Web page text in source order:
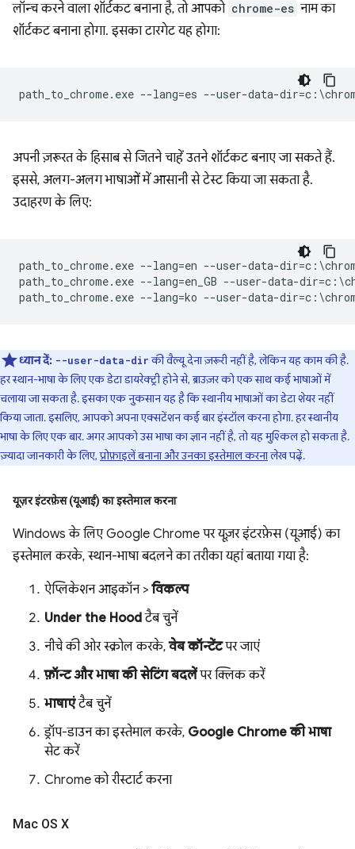
लॉन्च करने वाला शॉर्टकट बनाना है, तो आपको chrome-es नाम का
शॉर्टकट बनाना होगा. इसका टारगेट यह होगा:
अपनी ज़रूरत के हिसाब से जितने चाहें उतने शॉर्टकट बनाए जा सकते हैं.
इससे, अलग-अलग भाषाओं में आसानी से टेस्ट किया जा सकता है.
उदाहरण के लिए:
path_to_chrome.exe --lang=en --user-data-
path_to_chrome.exe --lang=en_GB --user-data-
ध्यान दें: --user-data-dirकी वैल्यू देना ज़रूरी नहीं है, लेकिन यह काम की है.
हर स्थान-भाषा के लिए एक डेटा डायरेक्ट्री होने से, ब्राउज़र को एक साथ कई भाषाओं में
चलाया जा सकता है. इसका एक नुकसान यह है कि स्थानीय भाषाओं का डेटा शेयर नहीं
किया जाता. इसलिए, आपको अपना एक्सटेंशन कई बार इंस्टॉल करना होगा. हर स्थानीय
भाषा के लिए एक बार. अगर आपको उस भाषा का ज्ञान नहीं है, तो यह मुश्किल हो सकता है.
ज़्यादा जानकारी के लिए,प्रोफ़ाइलें बनाना और उनका इस्तेमाल करनालेख पढ़ें.
यूज़र इंटरफ़ेस (यूआई) का इस्तेमाल करना
Windows के लिए Google Chrome पर यूज़र इंटरफ़ेस (यूआई) का
इस्तेमाल करके, स्थान-भाषा बदलने का तरीका यहां बताया गया है:
ऐप्लिकेशन आइकॉन >विकल्प
Under the Hoodटैब चुनें
नीचे की ओर स्क्रोल करके,वेब कॉन्टेंटपर जाएं
फ़ॉन्ट और भाषा की सेटिंग बदलेंपर क्लिक करें
भाषाएंटैब चुनें
ड्रॉप-डाउन का इस्तेमाल करके, Google Chrome की भाषा
सेट करें
Chrome को रीस्टार्ट करना
Mac OS X